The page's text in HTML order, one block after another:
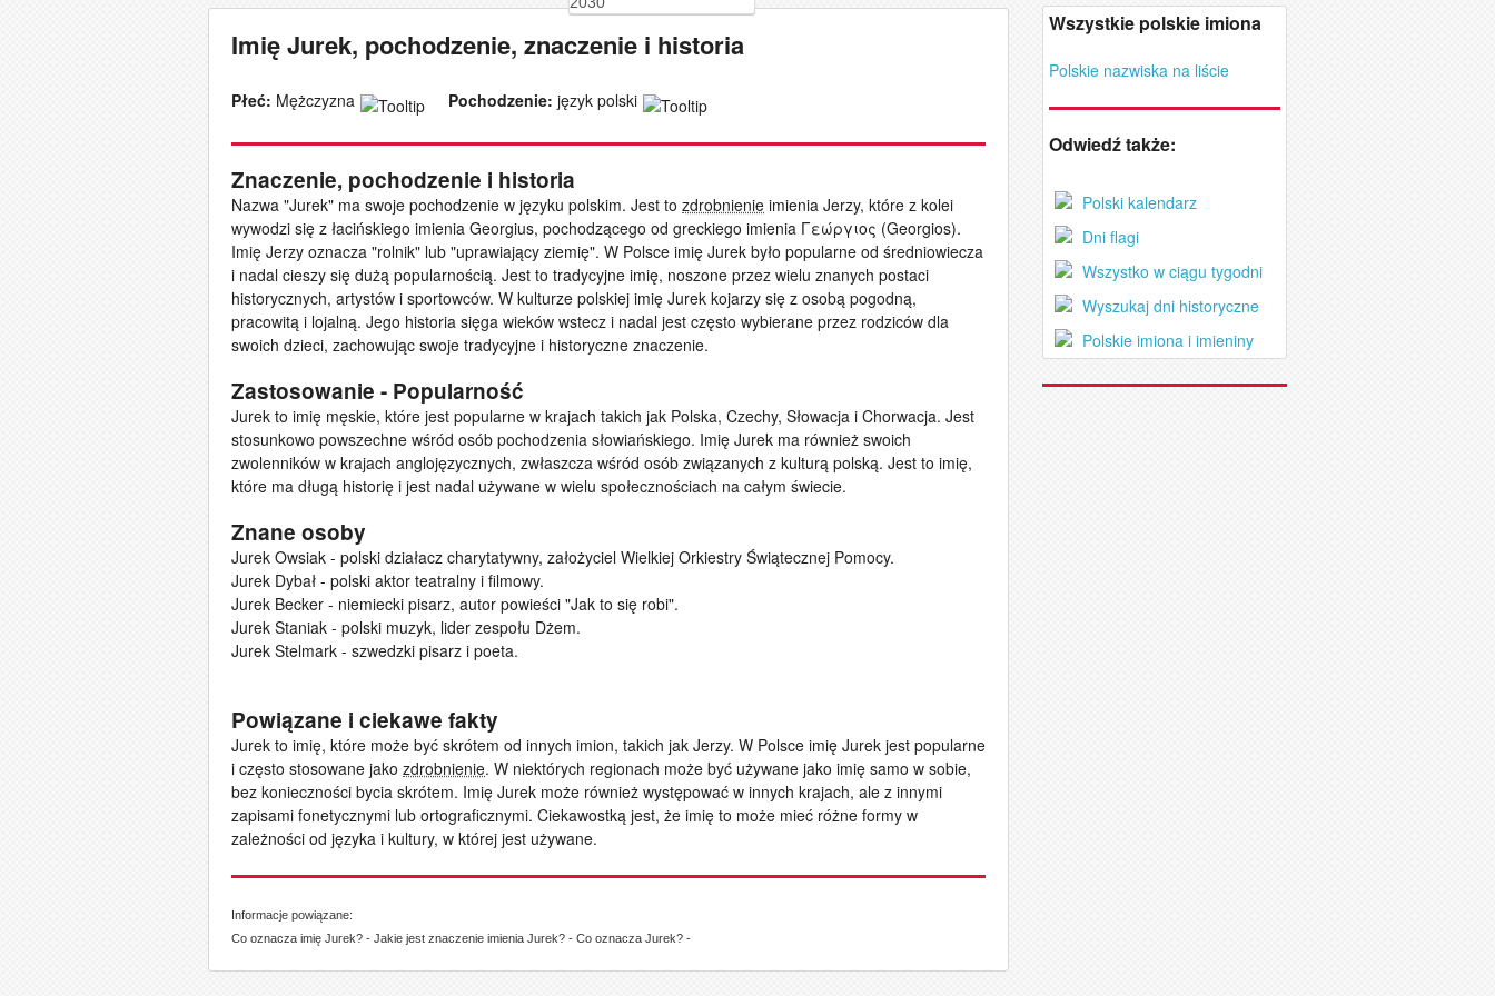
Imię Jurek, pochodzenie, znaczenie i historia
Płeć: Mężczyzna Pochodzenie: język polski
Znaczenie, pochodzenie i historia
Nazwa "Jurek" ma swoje pochodzenie w języku polskim. Jest to zdrobnienie imienia Jerzy, które z kolei
wywodzi się z łacińskiego imienia Georgius, pochodzącego od greckiego imienia Γεώργιος (Georgios).
Imię Jerzy oznacza "rolnik" lub "uprawiający ziemię". W Polsce imię Jurek było popularne od średniowiecza
i nadal cieszy się dużą popularnością. Jest to tradycyjne imię, noszone przez wielu znanych postaci
historycznych, artystów i sportowców. W kulturze polskiej imię Jurek kojarzy się z osobą pogodną,
pracowitą i lojalną. Jego historia sięga wieków wstecz i nadal jest często wybierane przez rodziców dla
swoich dzieci, zachowując swoje tradycyjne i historyczne znaczenie.
Zastosowanie - Popularność
Jurek to imię męskie, które jest popularne w krajach takich jak Polska, Czechy, Słowacja i Chorwacja. Jest
stosunkowo powszechne wśród osób pochodzenia słowiańskiego. Imię Jurek ma również swoich
zwolenników w krajach anglojęzycznych, zwłaszcza wśród osób związanych z kulturą polską. Jest to imię,
które ma długą historię i jest nadal używane w wielu społecznościach na całym świecie.
Znane osoby
Jurek Owsiak - polski działacz charytatywny, założyciel Wielkiej Orkiestry Świątecznej Pomocy.
Jurek Dybał - polski aktor teatralny i filmowy.
Jurek Becker - niemiecki pisarz, autor powieści "Jak to się robi".
Jurek Staniak - polski muzyk, lider zespołu Dżem.
Jurek Stelmark - szwedzki pisarz i poeta.
Powiązane i ciekawe fakty
Jurek to imię, które może być skrótem od innych imion, takich jak Jerzy. W Polsce imię Jurek jest popularne
i często stosowane jako zdrobnienie. W niektórych regionach może być używane jako imię samo w sobie,
bez konieczności bycia skrótem. Imię Jurek może również występować w innych krajach, ale z innymi
zapisami fonetycznymi lub ortograficznymi. Ciekawostką jest, że imię to może mieć różne formy w
zależności od języka i kultury, w której jest używane.
Informacje powiązane:
Co oznacza imię Jurek? - Jakie jest znaczenie imienia Jurek? - Co oznacza Jurek? -
Wszystkie polskie imiona
Polskie nazwiska na liście
Odwiedź także:
Polski kalendarz
Dni flagi
Wszystko w ciągu tygodni
Wyszukaj dni historyczne
Polskie imiona i imieniny